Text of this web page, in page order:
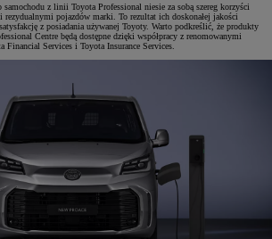
z linii Toyota Professional niesie za sobą szereg korzyści
pojazdów marki. To rezultat ich doskonałej jakości
z posiadania używanej Toyoty. Warto podkreślić, że produkty
Centre będą dostępne dzięki współpracy z renomowanymi
Services i Toyota Insurance Services.